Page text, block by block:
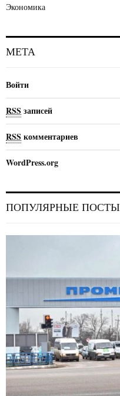
Экономика
МЕТА
Войти
RSS записей
RSS комментариев
WordPress.org
ПОПУЛЯРНЫЕ ПОСТЫ